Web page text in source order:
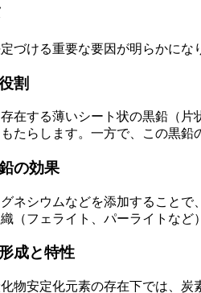
づける重要な要因が明らかにな
割
在する薄いシート状の黒鉛（
たらします。一方で、この黒鉛
の効果
ネシウムなどを添加すること
（フェライト、パーライトなど
成と特性
物安定化元素の存在下では、